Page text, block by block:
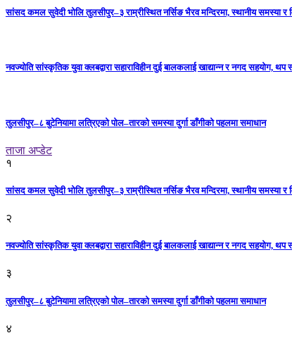
सांसद कमल सुवेदी भोलि तुलसीपुर–३ राम्रीस्थित नर्सिङ भैरव मन्दिरमा, स्थानीय समस्या र
नवज्योति सांस्कृतिक युवा क्लबद्वारा सहाराविहीन दुई बालकलाई खाद्यान्न र नगद सहयोग,
तुलसीपुर–८ बुटेनियामा लत्रिएको पोल–तारको समस्या दुर्गा डाँगीको पहलमा समाधान
ताजा अप्डेट
१
सांसद कमल सुवेदी भोलि तुलसीपुर–३ राम्रीस्थित नर्सिङ भैरव मन्दिरमा, स्थानीय समस्या र
२
नवज्योति सांस्कृतिक युवा क्लबद्वारा सहाराविहीन दुई बालकलाई खाद्यान्न र नगद सहयोग,
३
तुलसीपुर–८ बुटेनियामा लत्रिएको पोल–तारको समस्या दुर्गा डाँगीको पहलमा समाधान
४